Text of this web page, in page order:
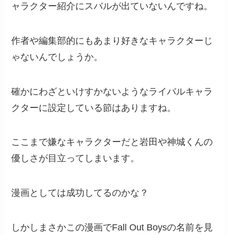
ャラクター紹介にスバルが出ていないんですね。
作者や編集部的にもあまり好きなキャラクターじ
ゃないんでしょうか。
確かにわざといけすかないようなライバルキャラ
クターに設定している節はありますね。
ここまで嫌なキャラクターだと岩田や神城くんの
優しさが目立ってしまいます。
漫画としては成功してるのかな？
しかしまさかこの漫画でFall Out Boysの名前を見